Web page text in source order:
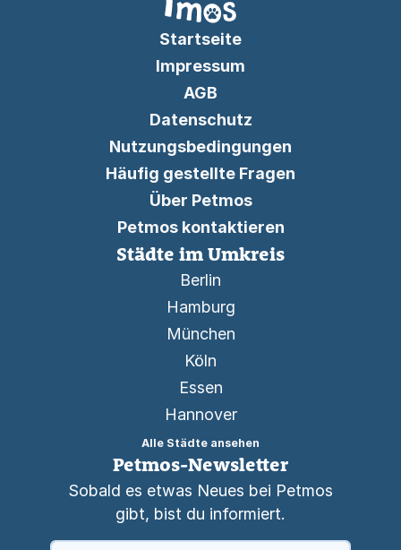
Startseite
Impressum
AGB
Datenschutz
Nutzungsbedingungen
Häufig gestellte Fragen
Über Petmos
Petmos kontaktieren
Städte im Umkreis
Berlin
Hamburg
München
Köln
Essen
Hannover
Alle Städte ansehen
Petmos-Newsletter
Sobald es etwas Neues bei Petmos
gibt, bist du informiert.